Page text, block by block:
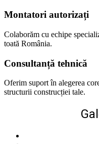
Montatori autorizați
Colaborăm cu echipe
toată România.
Consultanță tehnică
Oferim suport în alegerea
structurii construcției tale.